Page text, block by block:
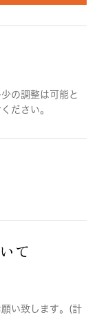
の調整は可能と
ください。
て
い致します。(計